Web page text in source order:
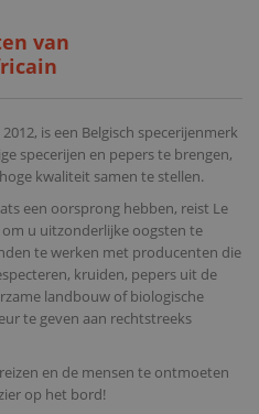
van
is een Belgisch specerijenmerk
specerijen en pepers te brengen,
kwaliteit samen te stellen.
een oorsprong hebben, reist Le
u uitzonderlijke oogsten te
te werken met producenten die
kruiden, pepers uit de
landbouw of biologische
te geven aan rechtstreeks
en de mensen te ontmoeten
op het bord!